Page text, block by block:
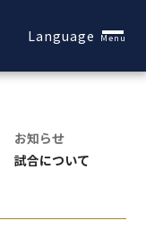
Language Menu
お知らせ
試合について